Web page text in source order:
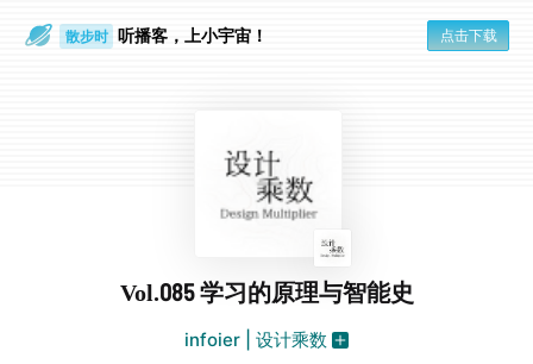
散步时 听播客，上小宇宙！ 点击下载
Vol.085 学习的原理与智能史
infoier | 设计乘数